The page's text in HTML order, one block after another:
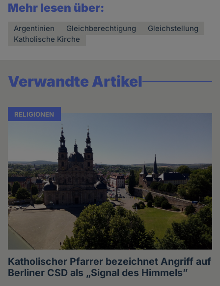
Mehr lesen über:
Argentinien Gleichberechtigung
Gleichstellung
Katholische Kirche
Verwandte Artikel
RELIGIONEN
Katholischer Pfarrer bezeichnet Angriff auf
Berliner CSD als „Signal des Himmels”